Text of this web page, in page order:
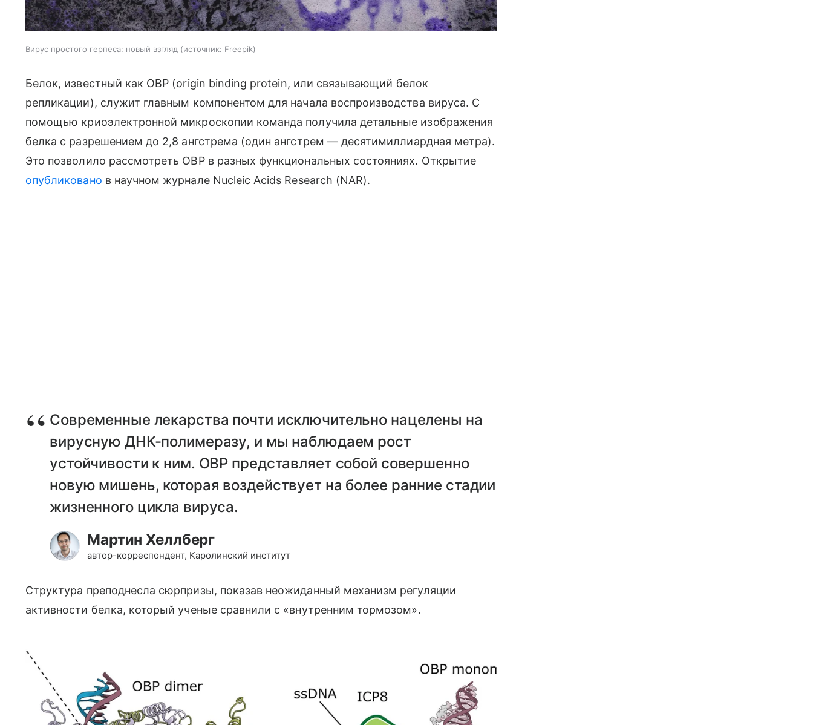
Вирус простого герпеса: новый взгляд источник: Freepik
Белок, известный как OBP (origin binding protein, или связывающий белок
репликации), служит главным компонентом для начала воспроизводства вируса. С
помощью криоэлектронной микроскопии команда получила детальные изображения
белка с разрешением до 2,8 ангстрема (один ангстрем — десятимиллиардная метра).
Это позволило рассмотреть OBP в разных функциональных состояниях. Открытие
опубликовано в научном журнале Nucleic Acids Research (NAR).
Современные лекарства почти исключительно нацелены на
вирусную ДНК-полимеразу, и мы наблюдаем рост
устойчивости к ним. OBP представляет собой совершенно
новую мишень, которая воздействует на более ранние стадии
жизненного цикла вируса.
Мартин Хеллберг
автор-корреспондент, Каролинский институт
Структура преподнесла сюрпризы, показав неожиданный механизм регуляции
активности белка, который ученые сравнили с «внутренним тормозом».